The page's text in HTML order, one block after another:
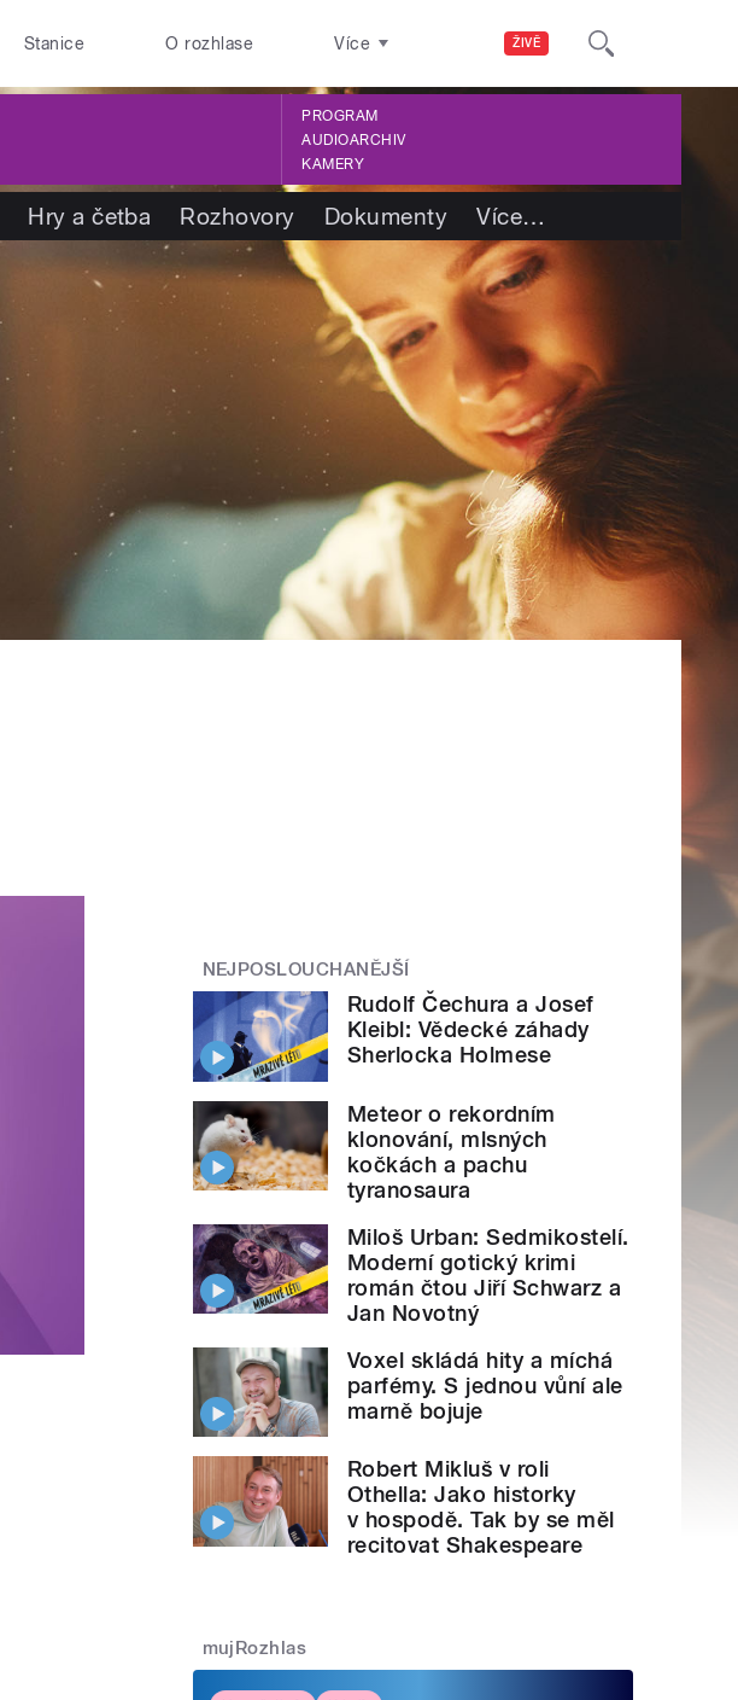
ŽIVĚ
Stanice O rozhlase Více
PROGRAM
AUDIOARCHIV
KAMERY
Hry a četba Rozhovory Dokumenty Více…
NEJPOSLOUCHANĚJŠÍ
Rudolf Čechura a Josef
Kleibl: Vědecké záhady
Sherlocka Holmese
Meteor o rekordním
klonování, mlsných
kočkách a pachu
tyranosaura
Miloš Urban: Sedmikostelí.
Moderní gotický krimi
román čtou Jiří Schwarz a
Jan Novotný
Voxel skládá hity a míchá
parfémy. S jednou vůní ale
marně bojuje
Robert Mikluš v roli
Othella: Jako historky
v hospodě. Tak by se měl
recitovat Shakespeare
mujRozhlas